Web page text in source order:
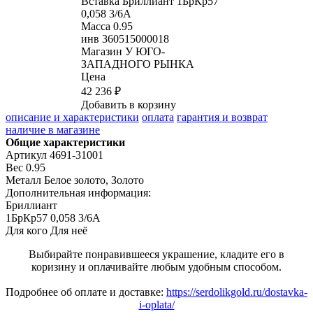
0,058 3/6А
Масса 0.95
инв 360515000018
Магазин У ЮГО-
ЗАПАДНОГО РЫНКА
Цена
42 236 ₽
Добавить в корзину
описание и характеристики оплата гарантия и возврат
наличие в магазине
Общие характеристики
Артикул 4691-31001
Вес 0.95
Металл Белое золото, Золото
Дополнительная информация:
Бриллиант
1БрКр57 0,058 3/6А
Для кого Для неё
Выбирайте понравившееся украшение, кладите его в
коризину и оплачивайте любым удобным способом.
Подробнее об оплате и доставке: https://serdolikgold.ru/dostavka-
i-oplata/